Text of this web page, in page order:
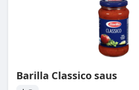
Barilla Classico saus